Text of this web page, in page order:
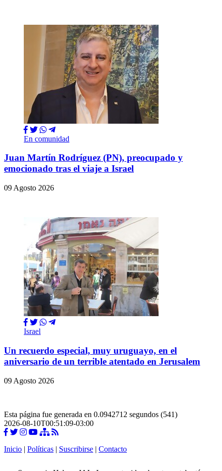
En comunidad
Juan Martín Rodríguez (PN), preocupado y
emocionado tras el viaje a Israel
09 Agosto 2026
Israel
Un recuerdo especial, muy uruguayo, en el
aniversario de un terrible atentado en Jerusalem
09 Agosto 2026
Esta página fue generada en 0.0942712 segundos (541)
2026-08-10T00:51:09-03:00
Inicio | Políticas | Suscribirse | Contacto